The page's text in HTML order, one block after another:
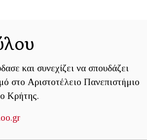
και συνεχίζει να σπουδάζει
στο Αριστοτέλειο Πανεπιστήμιο
Κρήτης.